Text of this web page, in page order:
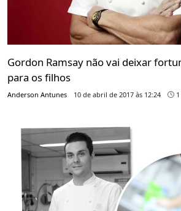
Gordon Ramsay não vai deixar
para os filhos
Anderson Antunes 10 de abril de 2017 às 12:24